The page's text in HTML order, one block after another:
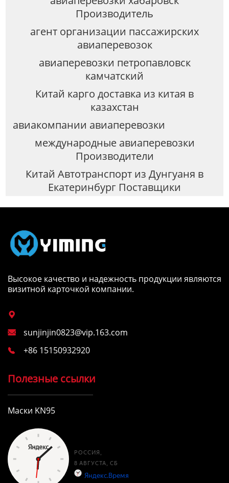
Производитель
агент организации пассажирских
авиаперевозок
авиаперевозки петропавловск
камчатский
Китай карго доставка из китая в
казахстан
авиакомпании авиаперевозки
международные авиаперевозки
Производители
Китай Автотранспорт из Дунгуаня в
Екатеринбург Поставщики
Высокое качество и надежность продукции являются
визитной карточкой компании.

 sunjinjin0823@vip.163.com
 +86 15150932920
Полезные ссылки
Маски KN95